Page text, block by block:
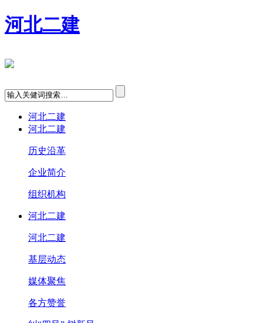
河北二建
河北二建
河北二建
历史沿革
企业简介
组织机构
河北二建
河北二建
基层动态
媒体聚焦
各方赞誉